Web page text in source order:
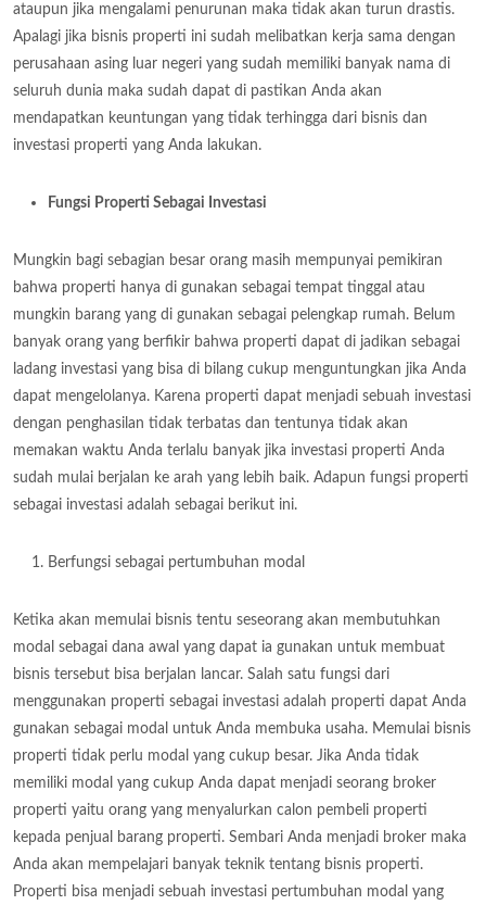
ataupun jika mengalami penurunan maka tidak akan turun drastis.
Apalagi jika bisnis properti ini sudah melibatkan kerja sama dengan
perusahaan asing luar negeri yang sudah memiliki banyak nama di
seluruh dunia maka sudah dapat di pastikan Anda akan
mendapatkan keuntungan yang tidak terhingga dari bisnis dan
investasi properti yang Anda lakukan.
Fungsi Properti Sebagai Investasi
Mungkin bagi sebagian besar orang masih mempunyai pemikiran
bahwa properti hanya di gunakan sebagai tempat tinggal atau
mungkin barang yang di gunakan sebagai pelengkap rumah. Belum
banyak orang yang berfikir bahwa properti dapat di jadikan sebagai
ladang investasi yang bisa di bilang cukup menguntungkan jika Anda
dapat mengelolanya. Karena properti dapat menjadi sebuah investasi
dengan penghasilan tidak terbatas dan tentunya tidak akan
memakan waktu Anda terlalu banyak jika investasi properti Anda
sudah mulai berjalan ke arah yang lebih baik. Adapun fungsi properti
sebagai investasi adalah sebagai berikut ini.
Berfungsi sebagai pertumbuhan modal
Ketika akan memulai bisnis tentu seseorang akan membutuhkan
modal sebagai dana awal yang dapat ia gunakan untuk membuat
bisnis tersebut bisa berjalan lancar. Salah satu fungsi dari
menggunakan properti sebagai investasi adalah properti dapat Anda
gunakan sebagai modal untuk Anda membuka usaha. Memulai bisnis
properti tidak perlu modal yang cukup besar. Jika Anda tidak
memiliki modal yang cukup Anda dapat menjadi seorang broker
properti yaitu orang yang menyalurkan calon pembeli properti
kepada penjual barang properti. Sembari Anda menjadi broker maka
Anda akan mempelajari banyak teknik tentang bisnis properti.
Properti bisa menjadi sebuah investasi pertumbuhan modal yang